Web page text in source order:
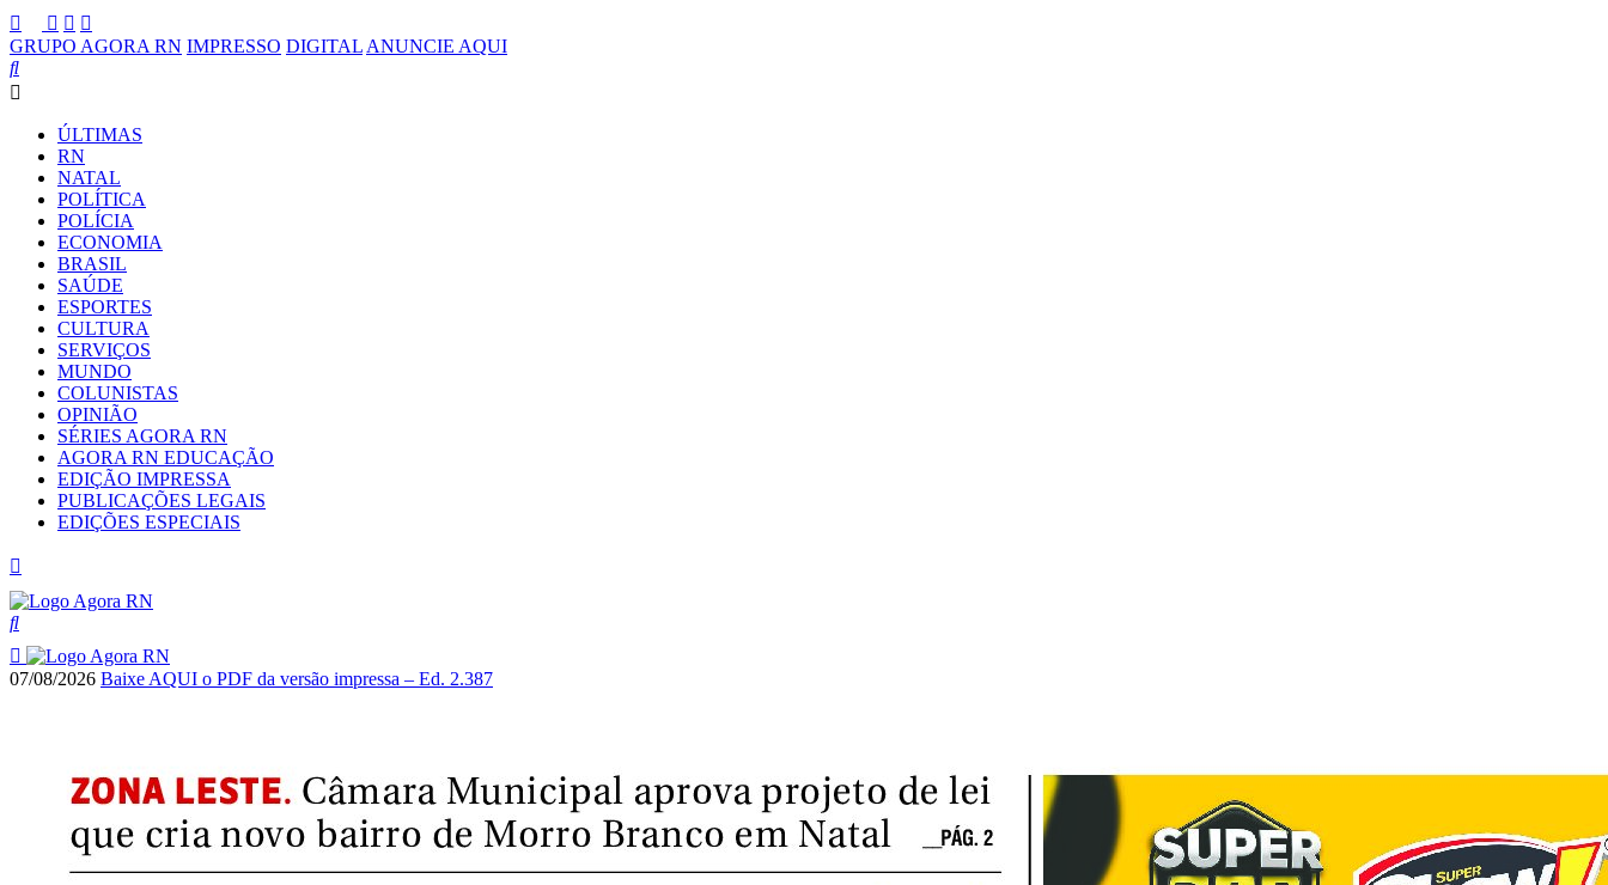
GRUPO AGORA RN IMPRESSO DIGITAL ANUNCIE AQUI
ÚLTIMAS
RN
NATAL
POLÍTICA
POLÍCIA
ECONOMIA
BRASIL
SAÚDE
ESPORTES
CULTURA
SERVIÇOS
MUNDO
COLUNISTAS
OPINIÃO
SÉRIES AGORA RN
AGORA RN EDUCAÇÃO
EDIÇÃO IMPRESSA
PUBLICAÇÕES LEGAIS
EDIÇÕES ESPECIAIS
07/08/2026 Baixe AQUI o PDF da versão impressa – Ed. 2.387